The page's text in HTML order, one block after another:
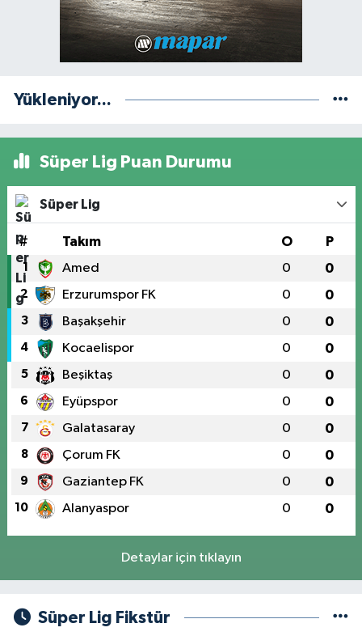
Yükleniyor...
Süper Lig Puan Durumu
Süper Lig
# Takım O P
1 Amed 0 0
2 Erzurumspor FK 0 0
3 Başakşehir 0 0
4 Kocaelispor 0 0
5 Beşiktaş 0 0
6 Eyüpspor 0 0
7 Galatasaray 0 0
8 Çorum FK 0 0
9 Gaziantep FK 0 0
10 Alanyaspor 0 0
Detaylar için tıklayın
Süper Lig Fikstür